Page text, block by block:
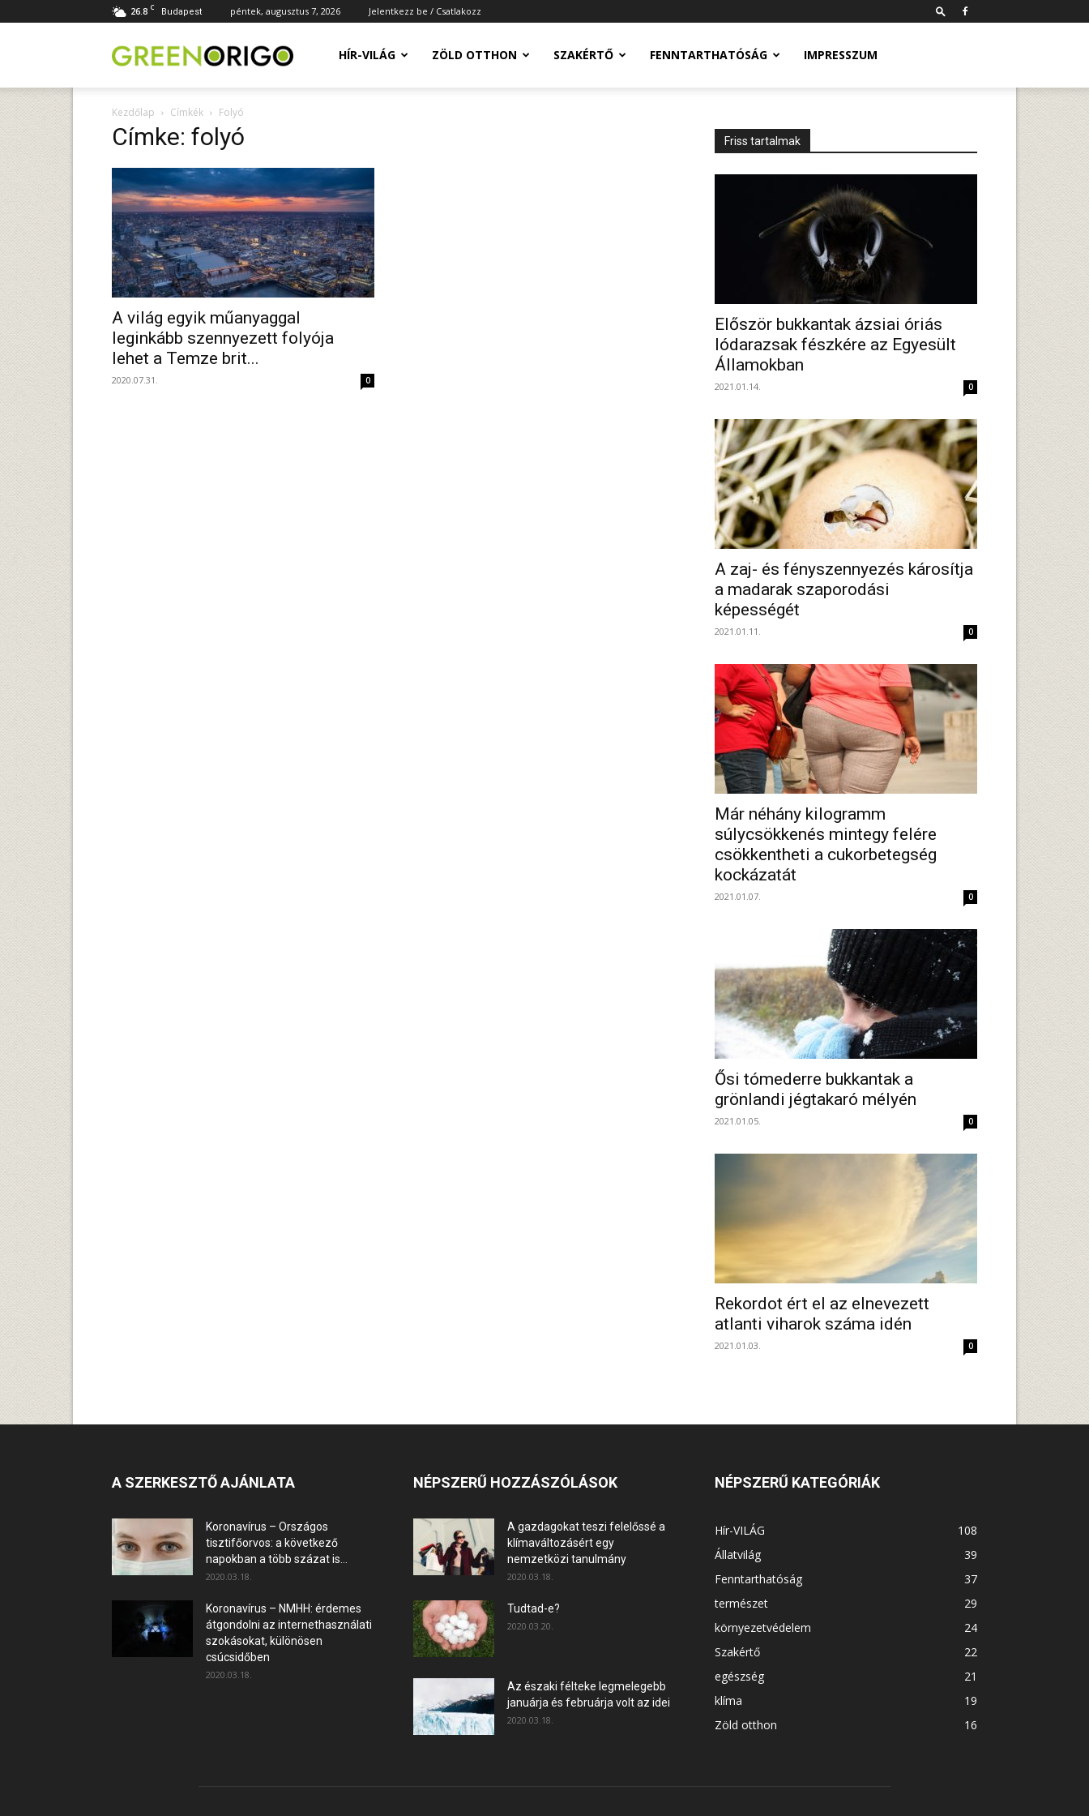
26.8 C Budapest péntek, augusztus 7, 2026 Jelentkezz be / Csatlakozz
Green
portál
HÍR-VILÁG ZÖLD OTTHON SZAKÉRTŐ FENNTARTHATÓSÁG IMPRESSZUM
Kezdőlap Címkék Folyó
Címke: folyó
A világ egyik műanyaggal
leginkább szennyezett folyója
lehet a Temze brit...
2020.07.31. 0
Friss tartalmak
Először bukkantak ázsiai óriás
lódarazsak fészkére az Egyesült
Államokban
2021.01.14. 0
A zaj- és fényszennyezés károsítja
a madarak szaporodási
képességét
2021.01.11. 0
Már néhány kilogramm
súlycsökkenés mintegy felére
csökkentheti a cukorbetegség
kockázatát
2021.01.07. 0
Ősi tómederre bukkantak a
grönlandi jégtakaró mélyén
2021.01.05. 0
Rekordot ért el az elnevezett
atlanti viharok száma idén
2021.01.03. 0
A SZERKESZTŐ AJÁNLATA
Koronavírus – Országos
tisztifőorvos: a következő
napokban a több százat is...
2020.03.18.
Koronavírus – NMHH: érdemes
átgondolni az internethasználati
szokásokat, különösen
csúcsidőben
2020.03.18.
NÉPSZERŰ HOZZÁSZÓLÁSOK
A gazdagokat teszi felelőssé a
klímaváltozásért egy
nemzetközi tanulmány
2020.03.18.
Tudtad-e?
2020.03.20.
Az északi félteke legmelegebb
januárja és februárja volt az idei
2020.03.18.
NÉPSZERŰ KATEGÓRIÁK
Hír-VILÁG
108
Állatvilág
39
Fenntarthatóság
37
természet
29
környezetvédelem
24
Szakértő
22
egészség
21
klíma
19
Zöld otthon
16